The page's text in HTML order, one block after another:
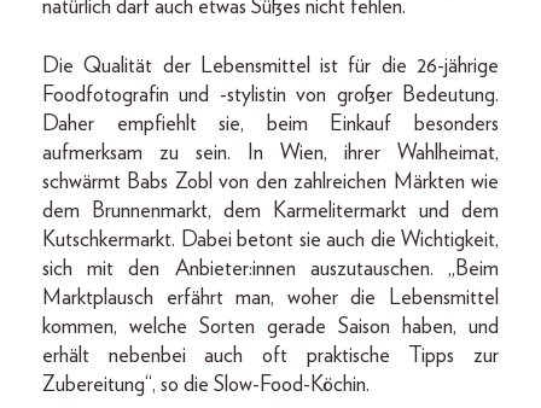
natürlich darf auch etwas Süßes nicht fehlen.
Die Qualität der Lebensmittel ist für die 26-jährige
Foodfotografin und -stylistin von großer Bedeutung.
Daher empfiehlt sie, beim Einkauf besonders
aufmerksam zu sein. In Wien, ihrer Wahlheimat,
schwärmt Babs Zobl von den zahlreichen Märkten wie
dem Brunnenmarkt, dem Karmelitermarkt und dem
Kutschkermarkt. Dabei betont sie auch die Wichtigkeit,
sich mit den Anbieter:innen auszutauschen. „Beim
Marktplausch erfährt man, woher die Lebensmittel
kommen, welche Sorten gerade Saison haben, und
erhält nebenbei auch oft praktische Tipps zur
Zubereitung“, so die Slow-Food-Köchin.